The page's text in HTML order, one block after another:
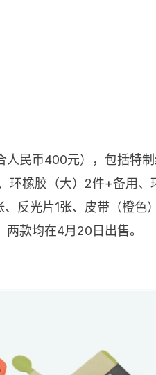
民币400元），包括特
环橡胶（大）2件+备用、
反光片1张、皮带（橙色
款均在4月20日出售。